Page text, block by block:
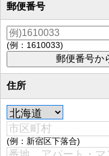
郵便番号
(例：1610033)
住所
(例：新宿区下落合)